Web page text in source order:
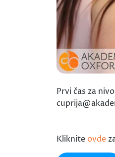
Prvi čas za
Kliknite ovde